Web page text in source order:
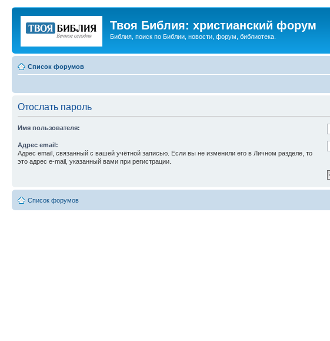
Твоя Библия: христианский форум
Библия, поиск по Библии, новости, форум, библиотека.
Список форумов
Отослать пароль
Имя пользователя:
Адрес email:
Адрес email, связанный с вашей учётной записью. Если вы не изменили его в Личном разделе, то
это адрес e-mail, указанный вами при регистрации.
Список форумов